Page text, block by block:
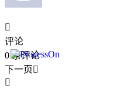

评论
0条评论
下一页
